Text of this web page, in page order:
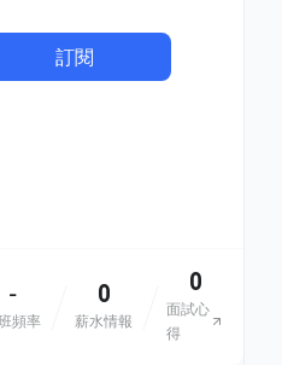
訂閱
-
頻率
0
薪水情報
0
面試心
得